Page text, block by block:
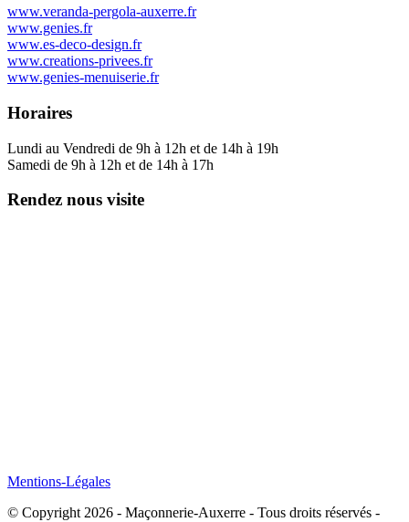
www.veranda-pergola-auxerre.fr
www.genies.fr
www.es-deco-design.fr
www.creations-privees.fr
www.genies-menuiserie.fr
Horaires
Lundi au Vendredi de 9h à 12h et de 14h à 19h
Samedi de 9h à 12h et de 14h à 17h
Rendez nous visite
Mentions-Légales
© Copyright 2026 - Maçonnerie-Auxerre - Tous droits réservés -